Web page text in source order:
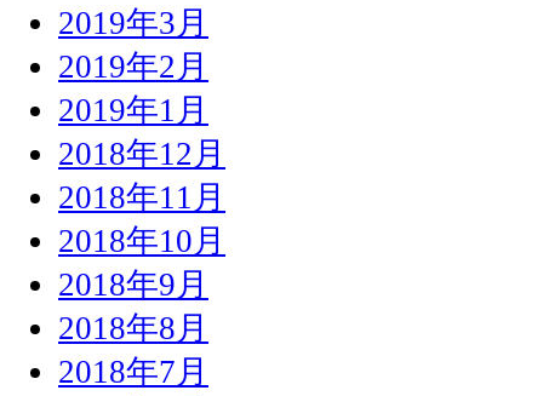
2019年3月
2019年2月
2019年1月
2018年12月
2018年11月
2018年10月
2018年9月
2018年8月
2018年7月